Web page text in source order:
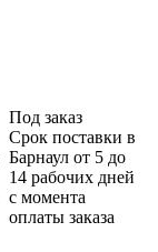
Под заказ
Срок поставки в
Барнаул от 5 до
14 рабочих дней
с момента
оплаты заказа